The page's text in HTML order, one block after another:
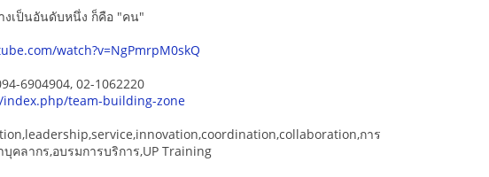
เป็นอันดับหนึ่ง ก็คือ "คน"
watch?v=NgPmrpM0skQ
6904904, 02-1062220
team-building-zone
การ
ลากร,อบรมการบริการ,UP Training